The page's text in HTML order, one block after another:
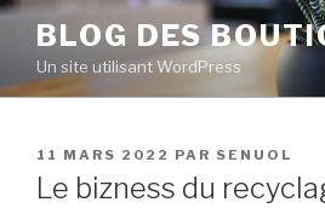
Aller
contenu
principal
BLOG DES
Un site utilisant WordPress
PUBLIÉ
LE
11 MARS 2022 PAR SENUOL
Le bizness du